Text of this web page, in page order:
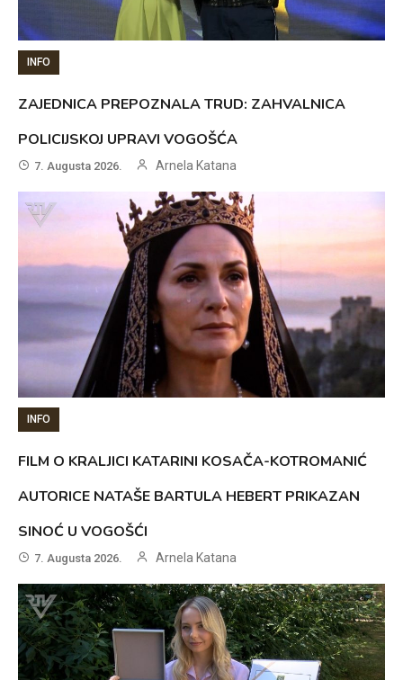
INFO
ZAJEDNICA PREPOZNALA TRUD: ZAHVALNICA
POLICIJSKOJ UPRAVI VOGOŠĆA
7. Augusta 2026. Arnela Katana
INFO
FILM O KRALJICI KATARINI KOSAČA-KOTROMANIĆ
AUTORICE NATAŠE BARTULA HEBERT PRIKAZAN
SINOĆ U VOGOŠĆI
7. Augusta 2026. Arnela Katana